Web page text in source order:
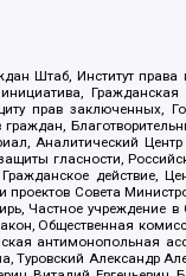
Штаб, Институт
Гражданская
прав заключенных,
граждан,
Аналитический
гласности,
действие,
Совета
Частное учреждение в
Общественная
антимонопольная
Александр